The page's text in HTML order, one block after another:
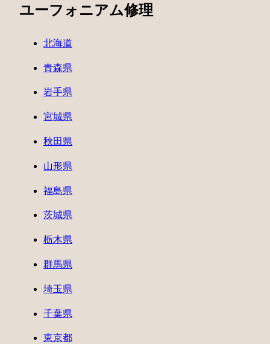
ユーフォニアム修理
北海道
青森県
岩手県
宮城県
秋田県
山形県
福島県
茨城県
栃木県
群馬県
埼玉県
千葉県
東京都